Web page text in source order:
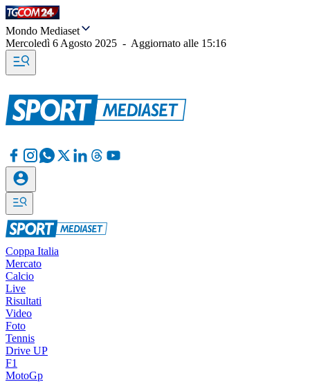
Mondo Mediaset
Mercoledì 6 Agosto 2025 - Aggiornato alle 15:16
Coppa Italia
Mercato
Calcio
Live
Risultati
Video
Foto
Tennis
Drive UP
F1
MotoGp